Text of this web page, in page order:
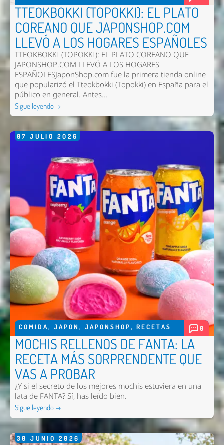
TTEOKBOKKI (TOPOKKI): EL PLATO
COREANO QUE JAPONSHOP.COM
LLEVÓ A LOS HOGARES ESPAÑOLES
TTEOKBOKKI (TOPOKKI): EL PLATO COREANO QUE
JAPONSHOP.COM LLEVÓ A LOS HOGARES
ESPAÑOLESJaponShop.com fue la primera tienda online
que popularizó el Tteokbokki (Topokki) en España para el
público en general. Antes...
Sigue leyendo →
07 JULIO 2026
COMIDA, JAPON , JAPONSHOP, RECETAS 0
MOCHIS RELLENOS DE FANTA: LA
RECETA MÁS SORPRENDENTE QUE
VAS A PROBAR
¿Y si el secreto de los mejores mochis estuviera en una
lata de FANTA? Sí, has leído bien.
Sigue leyendo →
30 JUNIO 2026